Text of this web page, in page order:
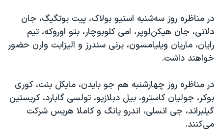
در مناظره روز سه‌شنبه استیو بولاک،‌ پیت بوتگیگ، جان
دلانی، جان هیکن‌لوپر، امی کلوبوچار، بتو اوروکه، تیم
رایان، ماریان ویلیامسون، برنی سندرز و الیزابت وارن حضور
خواهند داشت.
در مناظره روز چهارشنبه هم جو بایدن، مایکل بنت، کوری
بوکر، جولیان کاسترو، بیل دبلازیو، تولسی گابارد، کریستین
گیلبراند، جی انسلی، اندرو یانگ و کاملا هریس شرکت
می‌کنند.